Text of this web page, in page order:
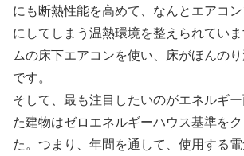
にも断熱性能を高めて、なんとエアコ
にしてしまう温熱環境を整えられてい
ムの床下エアコンを使い、床がほんの
です。
そして、最も注目したいのがエネルギ
た建物はゼロエネルギーハウス基準を
た。つまり、年間を通して、使用する電